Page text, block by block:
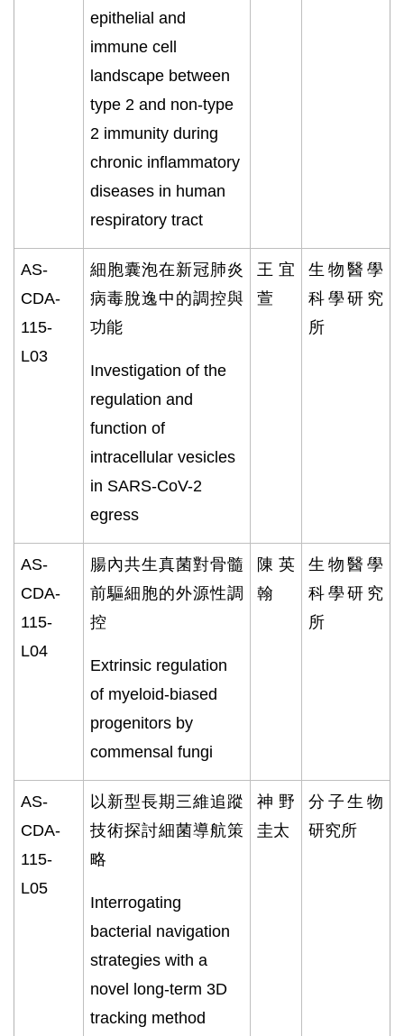
epithelial and
immune cell
landscape between
type 2 and non-type
2 immunity during
chronic inflammatory
diseases in human
respiratory tract
AS-
CDA-
115-
L03
細胞囊泡在新冠肺炎
病毒脫逸中的調控與
功能
Investigation of the
regulation and
function of
intracellular vesicles
in SARS-CoV-2
egress
王宜
萱
生物醫學
科學研究
所
AS-
CDA-
115-
L04
腸內共生真菌對骨髓
前驅細胞的外源性調
控
Extrinsic regulation
of myeloid-biased
progenitors by
commensal fungi
陳英
翰
生物醫學
科學研究
所
AS-
CDA-
115-
L05
以新型長期三維追蹤
技術探討細菌導航策
略
Interrogating
bacterial navigation
strategies with a
novel long-term 3D
tracking method
神野
圭太
分子生物
研究所